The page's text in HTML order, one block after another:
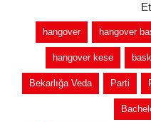
hangover hangover
hangover kese
Bekarlığa Veda Parti